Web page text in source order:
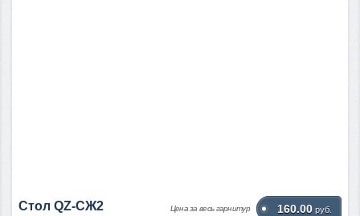
Стол QZ-СЖ2 Цена за весь гарнитур 160.00 руб.